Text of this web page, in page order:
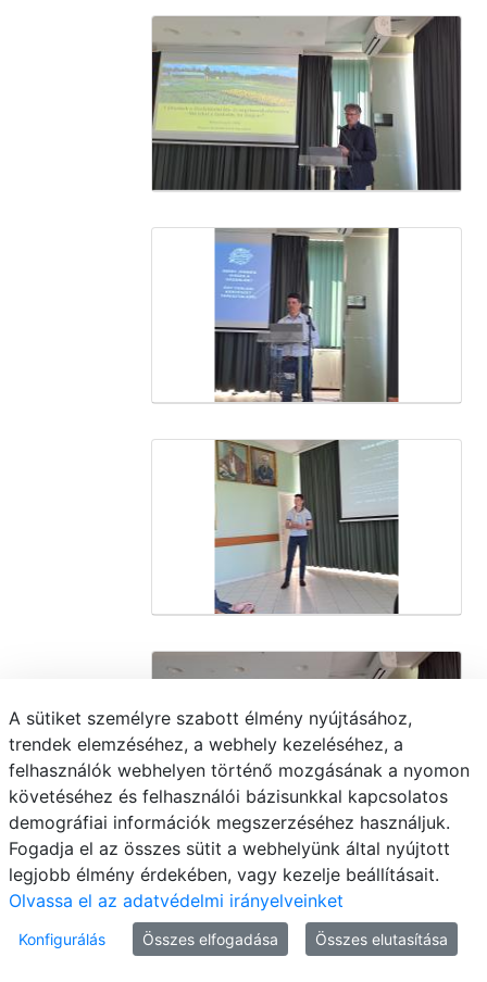
A sütiket személyre szabott élmény nyújtásához,
trendek elemzéséhez, a webhely kezeléséhez, a
felhasználók webhelyen történő mozgásának a nyomon
követéséhez és felhasználói bázisunkkal kapcsolatos
demográfiai információk megszerzéséhez használjuk.
Fogadja el az összes sütit a webhelyünk által nyújtott
legjobb élmény érdekében, vagy kezelje beállításait.
Olvassa el az adatvédelmi irányelveinket
Konfigurálás Összes elfogadása Összes elutasítása